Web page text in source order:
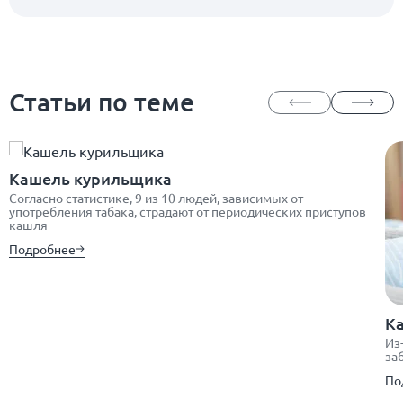
Статьи по теме
Кашель курильщика
Согласно статистике, 9 из 10 людей, зависимых от
употребления табака, страдают от периодических приступов
кашля
Подробнее